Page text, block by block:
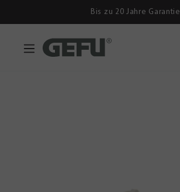
Bis zu 20 Jahre Garantie